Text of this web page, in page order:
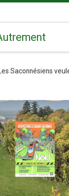
Les Saconnésiens